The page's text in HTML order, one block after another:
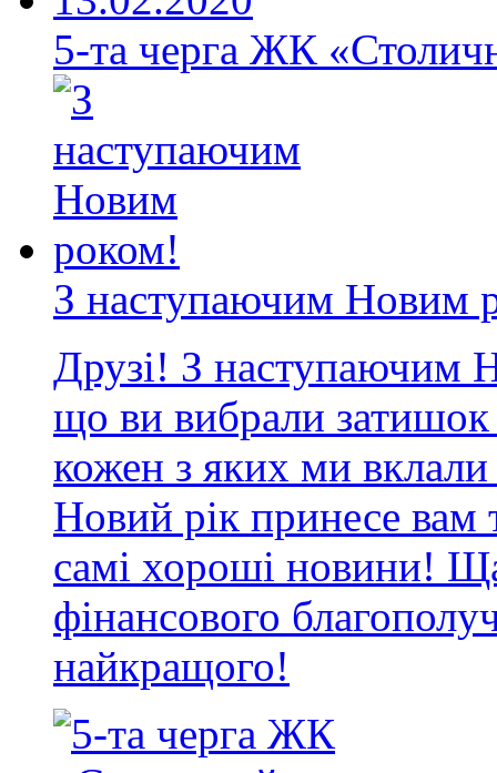
5-та черга ЖК
З наступаючим Новим
Друзі! З наступаючим
що ви вибрали затишок
кожен з яких ми
Новий рік принесе вам
самі хороші новини!
фінансового
найкращого!